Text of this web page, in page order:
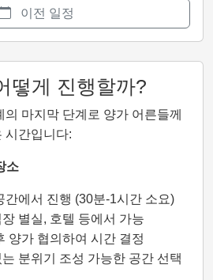
이전 일정
떻게 진행할까?
마지막 단계로 양가 어른들께
시간입니다:
소
간에서 진행 (30분-1시간 소요)
별실, 호텔 등에서 가능
양가 협의하여 시간 결정
분위기 조성 가능한 공간 선택